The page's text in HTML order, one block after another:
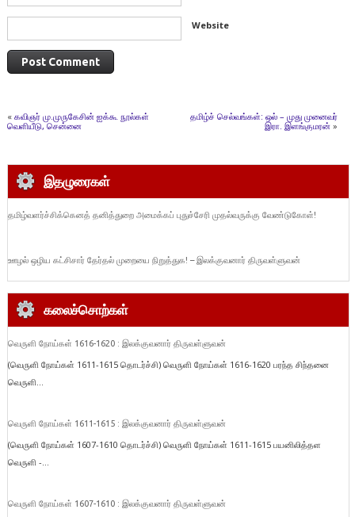
Website
« கவிஞர் மு.முருகேசின் ஐக்கூ நூல்கள்
வெளியீடு, சென்னை
தமிழ்ச் செல்வங்கள்: ஒல் – முது முனைவர்
இரா. இளங்குமரன் »
இதழுரைகள்
தமிழ்வளர்ச்சிக்கெனத் தனித்துறை அமைக்கப் புதுச்சேரி முதல்வருக்கு வேண்டுகோள்!
ஊழல் ஒழிய கட்சிசார் தேர்தல் முறையை நிறுத்துக! – இலக்குவனார் திருவள்ளுவன்
கலைச்சொற்கள்
வெருளி நோய்கள் 1616-1620 : இலக்குவனார் திருவள்ளுவன்
(வெருளி நோய்கள் 1611-1615 தொடர்ச்சி) வெருளி நோய்கள் 1616-1620 பரந்த சிந்தனை
வெருளி...
வெருளி நோய்கள் 1611-1615 : இலக்குவனார் திருவள்ளுவன்
(வெருளி நோய்கள் 1607-1610 தொடர்ச்சி) வெருளி நோய்கள் 1611-1615 பயனிலித்தள
வெருளி -...
வெருளி நோய்கள் 1607-1610 : இலக்குவனார் திருவள்ளுவன்